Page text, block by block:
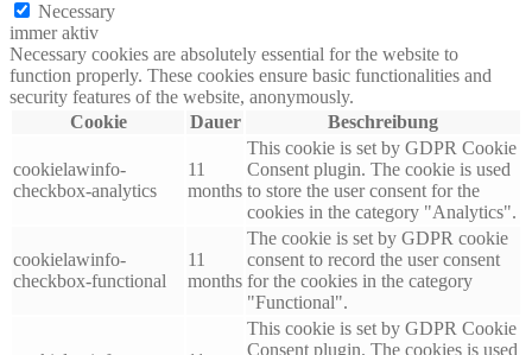
Necessary
immer aktiv
Necessary cookies are absolutely essential for the website to
function properly. These cookies ensure basic functionalities and
security features of the website, anonymously.
Cookie
Dauer Beschreibung
cookielawinfo-
checkbox-analytics
11
months
This cookie is set by GDPR Cookie
Consent plugin. The cookie is used
to store the user consent for the
cookies in the category "Analytics".
cookielawinfo-
checkbox-functional
11
months
The cookie is set by GDPR cookie
consent to record the user consent
for the cookies in the category
"Functional".
This cookie is set by GDPR Cookie
Consent plugin. The cookies is used